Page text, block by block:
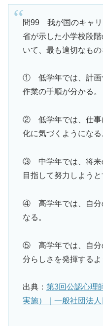
問99 我が国のキャリ
省が示した小学校段
いて、最も適切なもの
① 低学年では、計画
作業の手順が分かる。
② 低学年では、仕事
化に気づくようになる
③ 中学年では、将来
目指して努力しようと
④ 高学年では、自分
なる。
⑤ 高学年では、自分
分らしさを発揮するよ
出典： 第3回公認心理
実施）｜一般社団法